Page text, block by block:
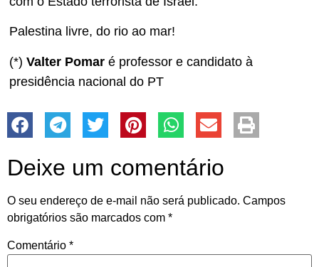
Palestina livre, do rio ao mar!
(*) Valter Pomar é professor e candidato à
presidência nacional do PT
Deixe um comentário
O seu endereço de e-mail não será publicado. Campos
obrigatórios são marcados com *
Comentário *